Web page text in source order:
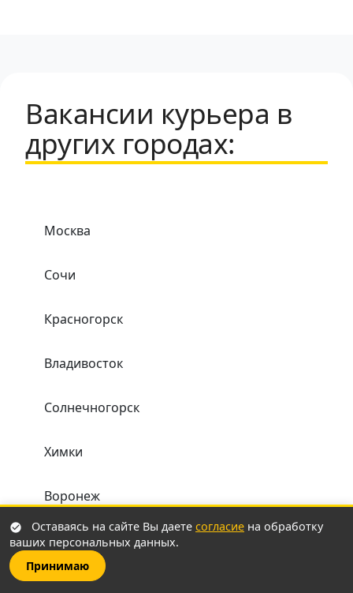
Вакансии курьера в
других городах:
Москва
Сочи
Красногорск
Владивосток
Солнечногорск
Химки
Воронеж
Одинцово
Хабаровск
Оставаясь на сайте Вы даете согласие на обработку
ваших персональных данных.
Принимаю